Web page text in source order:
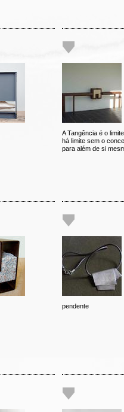
A Tangência é o
há limite sem o
para além de si
pendente